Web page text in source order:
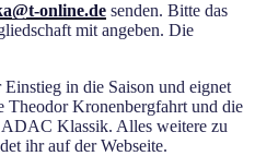
online.de senden. Bitte das
mit angeben. Die
in die Saison und eignet
Theodor Kronenbergfahrt und die
Klassik. Alles weitere zu
ihr auf der Webseite.